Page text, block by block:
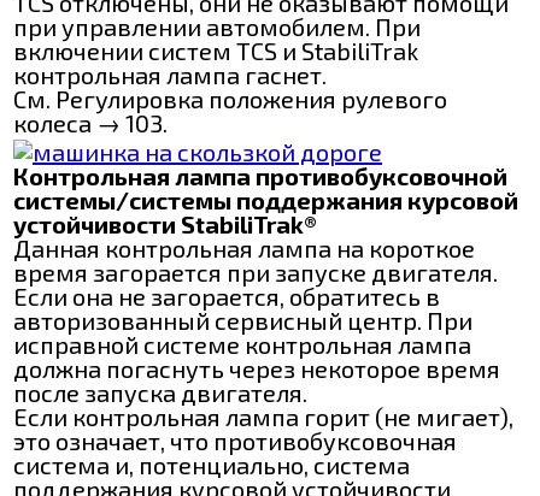
при управлении автомобилем. При
включении систем TCS и StabiliTrak
контрольная лампа гаснет.
См. Регулировка положения рулевого
колеса → 103.
Контрольная лампа противобуксовочной
системы/системы поддержания курсовой
устойчивости StabiliTrak®
Данная контрольная лампа на короткое
время загорается при запуске двигателя.
Если она не загорается, обратитесь в
авторизованный сервисный центр. При
исправной системе контрольная лампа
должна погаснуть через некоторое время
после запуска двигателя.
Если контрольная лампа горит (не мигает),
это означает, что противобуксовочная
система и, потенциально, система
поддержания курсовой устойчивости